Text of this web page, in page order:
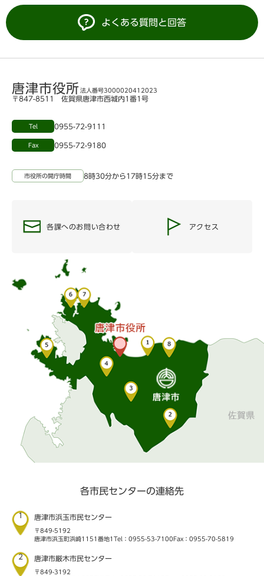
よくある質問と回答
唐津市役所 法人番号3000020412023
〒847-8511 佐賀県唐津市西城内1番1号
Tel 0955-72-9111
Fax 0955-72-9180
市役所の開庁時間 8時30分から17時15分まで
各課へのお問い合わせ アクセス
各市民センターの連絡先
1 唐津市浜玉市民センター
〒849-5192
唐津市浜玉町浜崎1151番地1 Tel：0955-53-7100 Fax：0955-70-5819
2 唐津市厳木市民センター
〒849-3192